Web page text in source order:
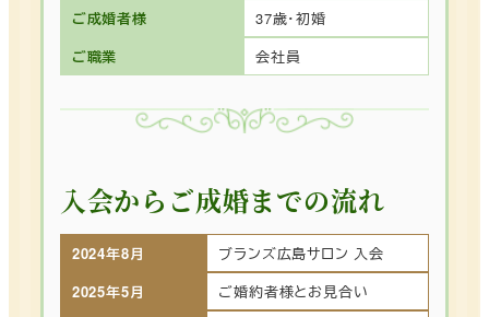
ご成婚者様
37歳･初婚
ご職業
会社員
入会からご成婚までの流れ
2024年8月
ブランズ広島サロン 入会
2025年5月
ご婚約者様とお見合い